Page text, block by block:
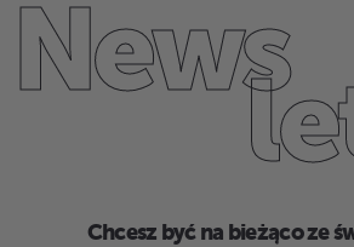
News
Chcesz być na bieżąco ze